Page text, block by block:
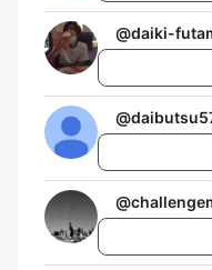
@daiki-
@
@